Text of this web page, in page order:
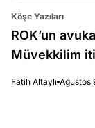
Köşe Yazıları
ROK’un
Müvekkilim
Fatih Altaylı Ağustos